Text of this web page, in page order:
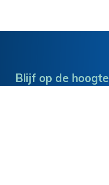
Blijf op de hoogte